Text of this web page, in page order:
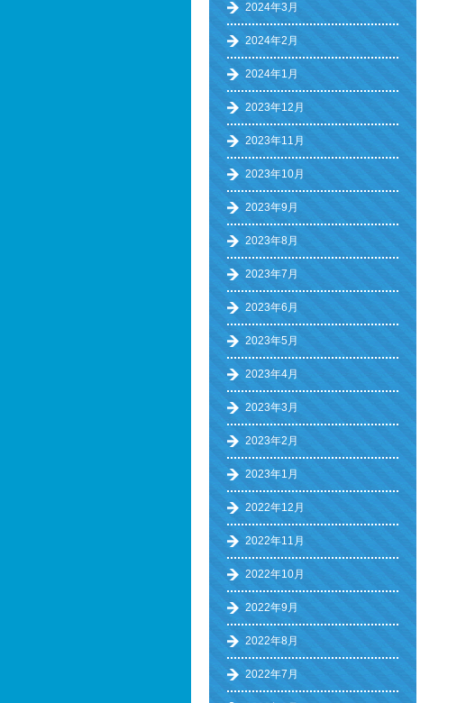
2024年3月
2024年2月
2024年1月
2023年12月
2023年11月
2023年10月
2023年9月
2023年8月
2023年7月
2023年6月
2023年5月
2023年4月
2023年3月
2023年2月
2023年1月
2022年12月
2022年11月
2022年10月
2022年9月
2022年8月
2022年7月